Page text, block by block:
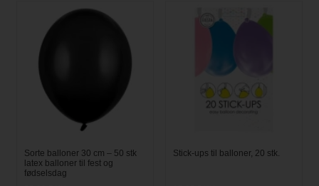
Sorte balloner 30 cm – 50 stk
latex balloner til fest og
fødselsdag
Stick-ups til balloner, 20 stk.